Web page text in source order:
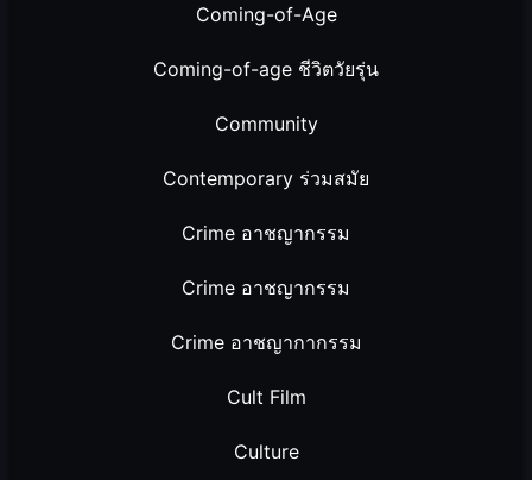
Coming-of-Age
Coming-of-age ชีวิตวัยรุ่น
Community
Contemporary ร่วมสมัย
Crime อาชญากรรม
Crime อาชญากรรม
Crime อาชญากากรรม
Cult Film
Culture